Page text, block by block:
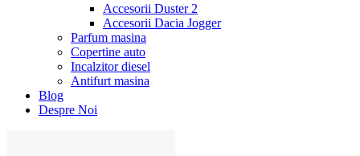
Accesorii Duster 2
Accesorii Dacia Jogger
Parfum masina
Copertine auto
Incalzitor diesel
Antifurt masina
Blog
Despre Noi